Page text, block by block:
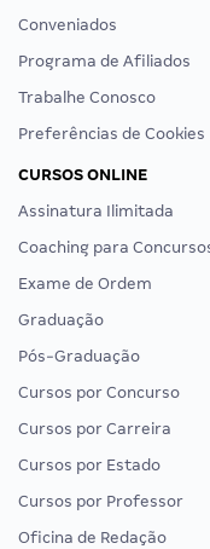
Conveniados
Programa de Afiliados
Trabalhe Conosco
Preferências de Cookies
CURSOS ONLINE
Assinatura Ilimitada
Coaching para
Exame de Ordem
Graduação
Pós-Graduação
Cursos por Concurso
Cursos por Carreira
Cursos por Estado
Cursos por Professor
Oficina de Redação